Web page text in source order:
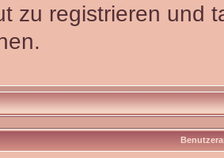
zu registrieren und